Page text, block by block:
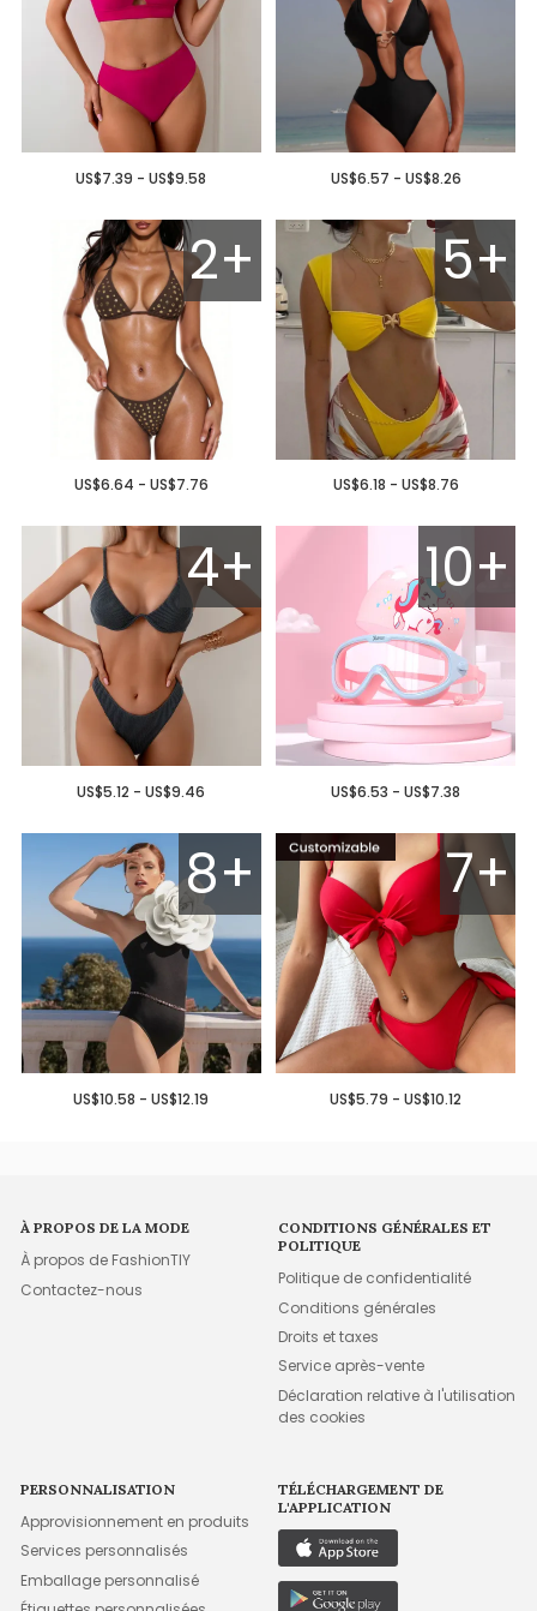
US$7.39 - US$9.58 US$6.57 - US$8.26
2+
US$6.64 - US$7.76
5+
US$6.18 - US$8.76
4+
US$5.12 - US$9.46
10+
US$6.53 - US$7.38
8+
US$10.58 - US$12.19
7+
US$5.79 - US$10.12
À PROPOS DE LA MODE
À propos de FashionTIY
Contactez-nous
CONDITIONS GÉNÉRALES ET
POLITIQUE
Politique de confidentialité
Conditions générales
Droits et taxes
Service après-vente
Déclaration relative à l'utilisation
des cookies
PERSONNALISATION
Approvisionnement en produits
Services personnalisés
Emballage personnalisé
TÉLÉCHARGEMENT DE
L'APPLICATION